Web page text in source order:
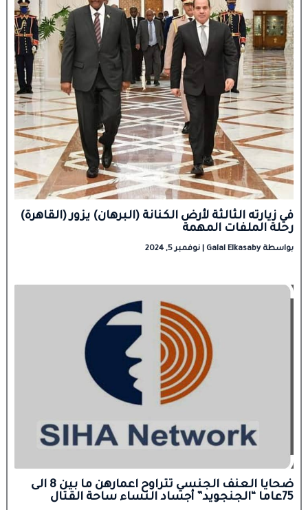
في زيارته الثالثة لأرض الكنانة (البرهان) يزور (القاهرة)
رحلة الملفات المهمة
بواسطة Galal Elkasaby نوفمبر 5, 2024
ضحايا العنف الجنسي تتراوح اعمارهن ما بين 8 الى
75عاما “الجنجويد” أجساد النساء ساحة القتال